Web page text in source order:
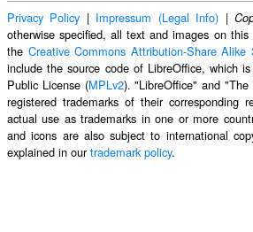
Privacy Policy | Impressum (Legal Info) |
otherwise specified, all text and images on
the Creative Commons Attribution-Share Alike
include the source code of LibreOffice, which
Public License (MPLv2). "LibreOffice" and
registered trademarks of their corresponding
actual use as trademarks in one or more
and icons are also subject to international
explained in ourtrademark policy.